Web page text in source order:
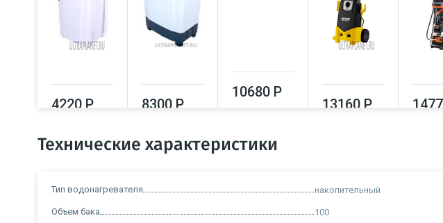
4220 Р 8300 Р
10680 Р
13160 Р
Технические характеристики
Тип водонагревателя накопительный
Объем бака 100